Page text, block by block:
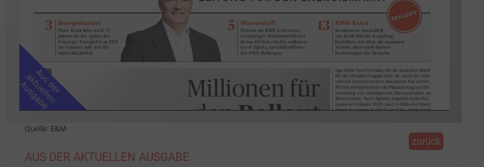
Quelle: E&M
zurück
AUS DER AKTUELLEN AUSGABE